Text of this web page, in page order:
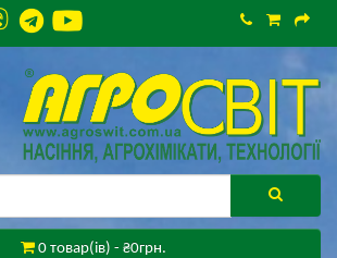
0 товар(ів) - ₴0грн.